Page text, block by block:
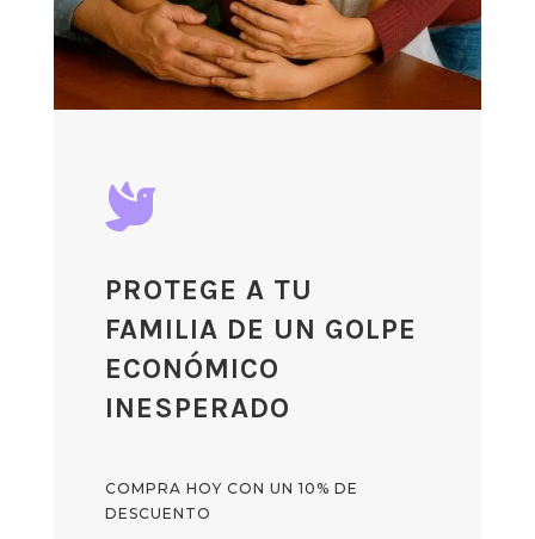

PROTEGE A TU
FAMILIA DE UN GOLPE
ECONÓMICO
INESPERADO
COMPRA HOY CON UN 10% DE
DESCUENTO